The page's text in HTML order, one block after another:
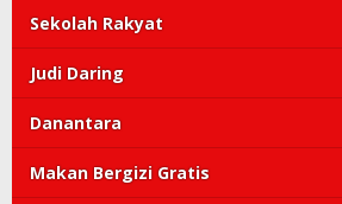
Sekolah Rakyat
Judi Daring
Danantara
Makan Bergizi Gratis